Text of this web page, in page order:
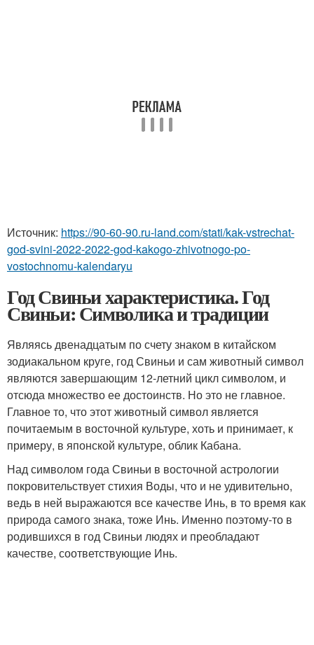
Источник: https://90-60-90.ru-land.com/stati/kak-vstrechat-
god-svini-2022-2022-god-kakogo-zhivotnogo-po-
vostochnomu-kalendaryu
Год Свиньи характеристика. Год
Свиньи: Символика и традиции
Являясь двенадцатым по счету знаком в китайском
зодиакальном круге, год Свиньи и сам животный символ
являются завершающим 12-летний цикл символом, и
отсюда множество ее достоинств. Но это не главное.
Главное то, что этот животный символ является
почитаемым в восточной культуре, хоть и принимает, к
примеру, в японской культуре, облик Кабана.
Над символом года Свиньи в восточной астрологии
покровительствует стихия Воды, что и не удивительно,
ведь в ней выражаются все качестве Инь, в то время как
природа самого знака, тоже Инь. Именно поэтому-то в
родившихся в год Свиньи людях и преобладают
качестве, соответствующие Инь.